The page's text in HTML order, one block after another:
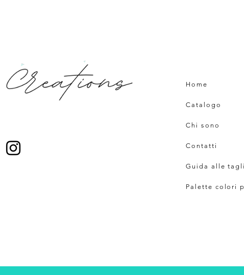
Home
Catalogo
Chi sono
Contatti
Guida alle
Palette colori